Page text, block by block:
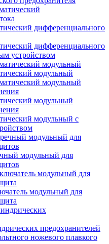
дифференциального
дифференциального
устройством
модульный
модульный
модульный с
модульный для
модульный для
предохранителей